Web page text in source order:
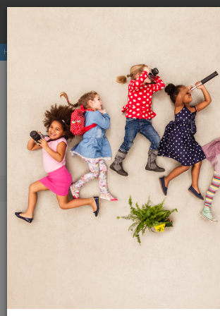
pri nas ter se
Hostli
Vse o potovanjih Mesta po svetu
Dodatna vsebina